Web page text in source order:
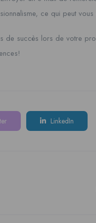
ce qui peut
de succès lors de votre
LinkedIn